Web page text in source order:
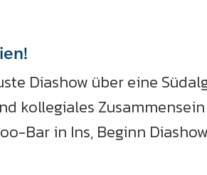
Diashow über eine
kollegiales
Bar in Ins, Beginn